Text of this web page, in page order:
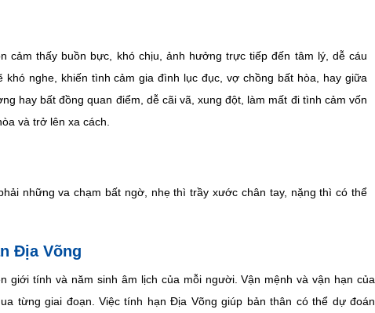
cảm thấy buồn bực, khó chịu, ảnh hưởng trực tiếp đến tâm lý, dễ cáu
khó nghe, khiến tình cảm gia đình lục đục, vợ chồng bất hòa, hay giữa
hay bất đồng quan điểm, dễ cãi vã, xung đột, làm mất đi tình cảm vốn
và trở lên xa cách.
những va chạm bất ngờ, nhẹ thì trầy xước chân tay, nặng thì có thể
Địa Võng
giới tính và năm sinh âm lịch của mỗi người. Vận mệnh và vận hạn của
từng giai đoạn. Việc tính hạn Địa Võng giúp bản thân có thể dự đoán